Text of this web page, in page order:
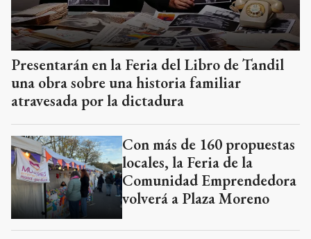
Presentarán en la Feria del Libro de Tandil
una obra sobre una historia familiar
atravesada por la dictadura
Con más de 160 propuestas
locales, la Feria de la
Comunidad Emprendedora
volverá a Plaza Moreno